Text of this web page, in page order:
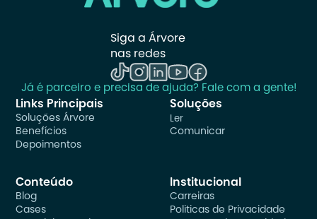
Siga a Árvore
nas redes
Já é parceiro e precisa de ajuda? Fale com a gente!
Links Principais
Soluções Árvore
Benefícios
Depoimentos
Soluções
Ler
Comunicar
Conteúdo
Blog
Cases
Institucional
Carreiras
Politicas de Privacidade